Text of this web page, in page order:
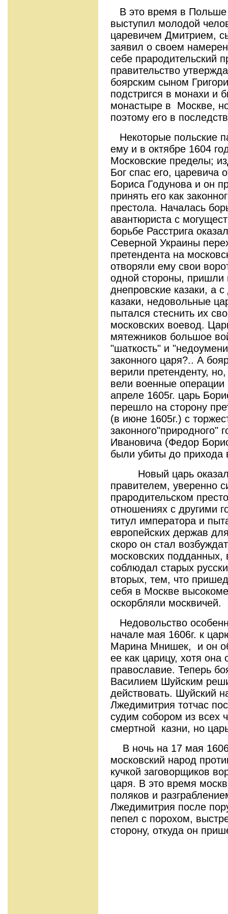
В это время в Польше
выступил молодой
царевичем Дмитрием,
заявил о своем
себе прародительский
правительство
боярским сыном
подстригся в монахи и
монастыре в Москве,
поэтому его в
Некоторые польские
ему и в октябре 1604
Московские пределы;
Бог спас его, царевича
Бориса Годунова и он
принять его как
престола. Началась
авантюриста с
борьбе Расстрига
Северной Украины
претендента на
отворяли ему свои
одной стороны, пришли
днепровские казаки, а
казаки, недовольные
пытался стеснить их
московских воевод.
мятежников большое
"шаткость" и
законного царя?.. А
верили претенденту,
вели военные
апреле 1605г. царь
перешло на сторону
(в июне 1605г.) с
законного"природного"
Ивановича (Федор
были убиты до
Новый царь
правителем, уверенно
прародительском
отношениях с другими
титул императора и
европейских держав
скоро он стал
московских
соблюдал старых
вторых, тем, что
себя в Москве
оскорбляли москвичей.
Недовольство
начале мая 1606г. к
Марина Мнишек, и он
ее как царицу, хотя она
православие. Теперь
Василием Шуйским
действовать. Шуйский
Лжедимитрия тотчас
судим собором из всех
смертной казни, но
В ночь на 17 мая
московский народ
кучкой заговорщиков
царя. В это время
поляков и
Лжедимитрия после
пепел с порохом,
сторону, откуда он